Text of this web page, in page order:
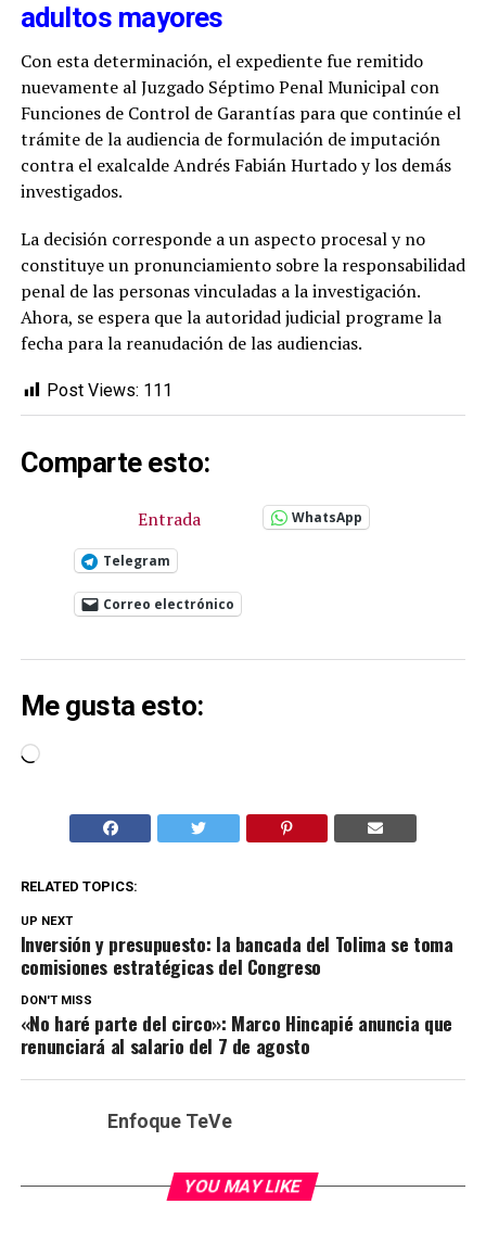
adultos mayores
Con esta determinación, el expediente fue remitido
nuevamente al Juzgado Séptimo Penal Municipal con
Funciones de Control de Garantías para que continúe el
trámite de la audiencia de formulación de imputación
contra el exalcalde Andrés Fabián Hurtado y los demás
investigados.
La decisión corresponde a un aspecto procesal y no
constituye un pronunciamiento sobre la responsabilidad
penal de las personas vinculadas a la investigación.
Ahora, se espera que la autoridad judicial programe la
fecha para la reanudación de las audiencias.
Post Views: 111
Comparte esto:
Entrada WhatsApp
Telegram
Correo electrónico
Me gusta esto:
Cargando...
RELATED TOPICS:
UP NEXT
Inversión y presupuesto: la bancada del Tolima se toma
comisiones estratégicas del Congreso
DON'T MISS
«No haré parte del circo»: Marco Hincapié anuncia que
renunciará al salario del 7 de agosto
Enfoque TeVe
YOU MAY LIKE